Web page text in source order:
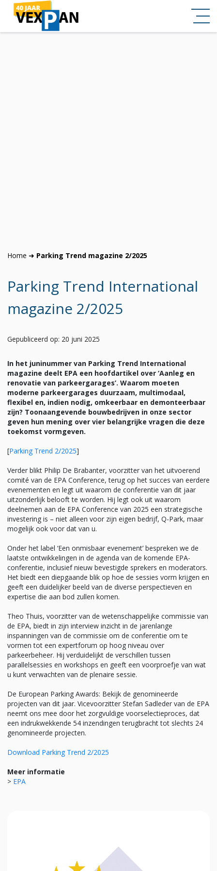
Home ➜ Parking Trend magazine 2/2025
Parking Trend International
magazine 2/2025
Gepubliceerd op: 20 juni 2025
In het juninummer van Parking Trend International
magazine deelt EPA een hoofdartikel over ‘Aanleg en
renovatie van parkeergarages’. Waarom moeten
moderne parkeergarages duurzaam, multimodaal,
flexibel en, indien nodig, omkeerbaar en demonteerbaar
zijn? Toonaangevende bouwbedrijven in onze sector
geven hun mening over vier belangrijke vragen die deze
toekomst vormgeven.
[Parking Trend 2/2025]
Verder blikt Philip De Brabanter, voorzitter van het uitvoerend
comité van de EPA Conference, terug op het succes van eerdere
evenementen en legt uit waarom de conferentie van dit jaar
uitzonderlijk belooft te worden. Hij legt ook uit waarom
deelnemen aan de EPA Conference van 2025 een strategische
investering is – niet alleen voor zijn eigen bedrijf, Q-Park, maar
mogelijk ook voor dat van u.
Onder het label ‘Een onmisbaar evenement’ bespreken we de
laatste ontwikkelingen in de agenda van de komende EPA-
conferentie, inclusief nieuw bevestigde sprekers en moderators.
Het biedt een diepgaande blik op hoe de sessies vorm krijgen en
geeft een duidelijker beeld van de diverse perspectieven en
expertise die aan bod zullen komen.
Theo Thuis, voorzitter van de wetenschappelijke commissie van
de EPA, biedt in zijn interview inzicht in de jarenlange
inspanningen van de commissie om de conferentie om te
vormen tot een expertforum op hoog niveau over
parkeerbeheer. Hij verduidelijkt de verschillen tussen
parallelsessies en workshops en geeft een voorproefje van wat
u kunt verwachten van de plenaire sessie.
De European Parking Awards: Bekijk de genomineerde
projecten van dit jaar. Vicevoorzitter Stefan Sadleder van de EPA
neemt ons mee door het zorgvuldige voorselectieproces, dat
een indrukwekkende 54 inzendingen terugbracht tot slechts 24
genomineerde projecten.
Download Parking Trend 2/2025
Meer informatie
> EPA